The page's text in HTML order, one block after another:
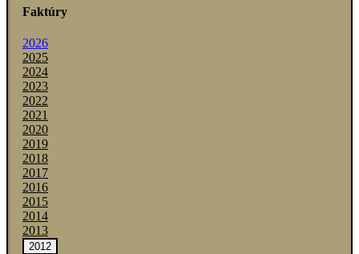
Faktúry
2026
2025
2024
2023
2022
2021
2020
2019
2018
2017
2016
2015
2014
2013
2012